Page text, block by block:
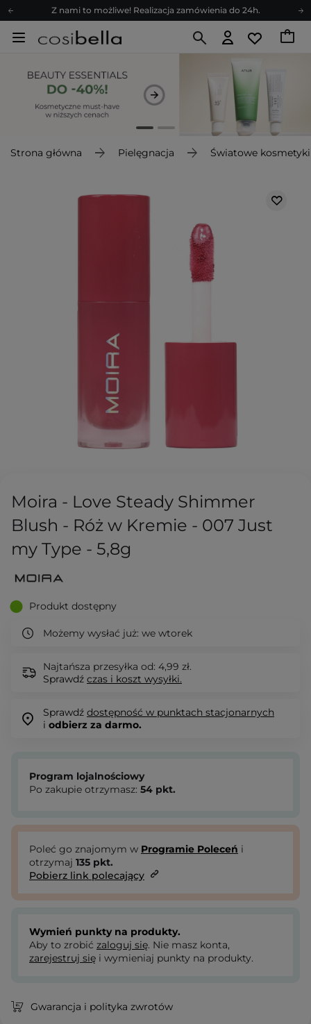
Z nami to możliwe! Realizacja zamówienia do 24h.
Poleć nas i zyskaj jeszcze więcej punktów
Bezpłatne konsultacje kosmetologiczne
Z nami to możliwe! Realizacja zamówienia do 24h.
Poleć nas i zyskaj jeszcze więcej punktów
Zapisz się na newsletter pełen porad
Strona główna Pielęgnacja Światowe kosmetyki
Moira - Love Steady Shimmer
Blush - Róż w Kremie - 007 Just
my Type - 5,8g
Produkt dostępny
Możemy wysłać już: we wtorek
Najtańsza przesyłka od: 4,99 zł.
Sprawdź czas i koszt wysyłki.
Sprawdź dostępność w punktach stacjonarnych
i odbierz za darmo.
Program lojalnościowy
Po zakupie otrzymasz: 54 pkt.
Poleć go znajomym w Programie Poleceń i
otrzymaj 135 pkt.
Pobierz link polecający
Wymień punkty na produkty.
Aby to zrobić zaloguj się. Nie masz konta,
zarejestruj się i wymieniaj punkty na produkty.
Gwarancja i polityka zwrotów